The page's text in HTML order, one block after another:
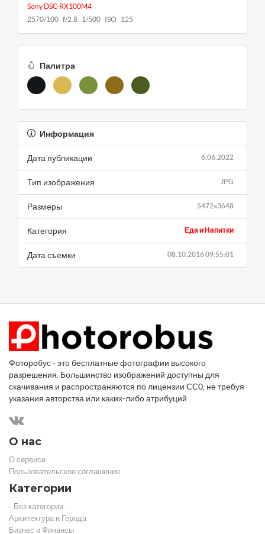
Sony DSC-RX100M4
2570/100 f/2.8 1/500 ISO 125
Палитра
Информация
6.06.2022
Дата публикации
JPG
Тип изображения
5472x3648
Размеры
Еда и Напитки
Категория
08.10.2016 09:55:01
Дата съемки
Фоторобус - это бесплатные фотографии высокого
разрешения. Большинство изображений доступны для
скачивания и распространяются по лицензии CC0, не требуя
указания авторства или каких-либо атрибуций
О нас
О сервисе
Пользовательское соглашение
Категории
- Без категории -
Архитектура и Города
Бизнес и Финансы